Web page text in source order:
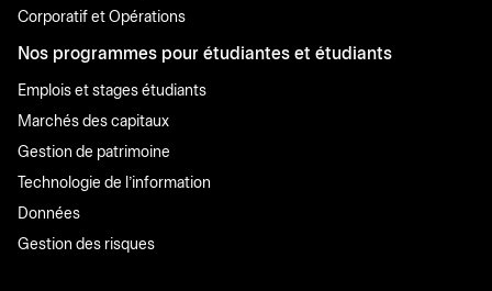
Corporatif et Opérations
Nos programmes pour étudiantes et étudiants
Emplois et stages étudiants
Marchés des capitaux
Gestion de patrimoine
Technologie de l'information
Données
Gestion des risques